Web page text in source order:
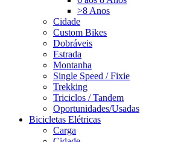
>8 Anos
Cidade
Custom Bikes
Dobráveis
Estrada
Montanha
Single Speed / Fixie
Trekking
Triciclos / Tandem
Oportunidades/Usadas
Bicicletas Elétricas
Carga